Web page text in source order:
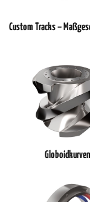
haben oder die
gesammelt
Globoidkurven